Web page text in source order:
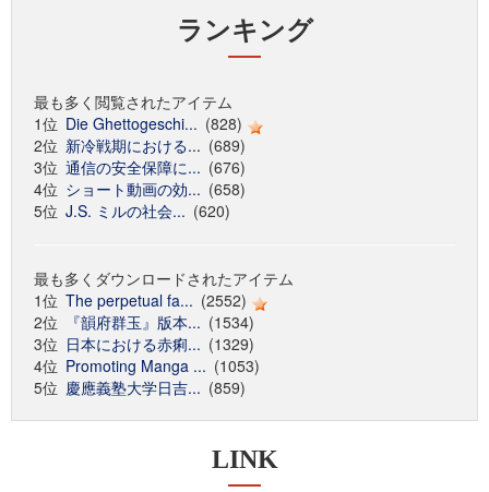
ランキング
最も多く閲覧されたアイテム
1位 Die Ghettogeschi... (828)
2位 新冷戦期における... (689)
3位 通信の安全保障に... (676)
4位 ショート動画の効... (658)
5位 J.S. ミルの社会... (620)
最も多くダウンロードされたアイテム
1位 The perpetual fa... (2552)
2位
『韻府群玉』版本... (1534)
3位 日本における赤痢... (1329)
4位 Promoting Manga ... (1053)
5位 慶應義塾大学日吉... (859)
LINK